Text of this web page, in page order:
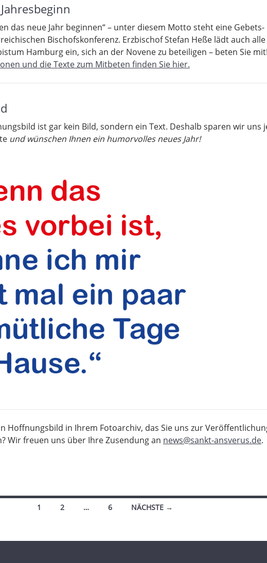
das neue Jahr beginnen“ – unter diesem Motto steht eine Gebets-
Bischofskonferenz. Erzbischof Stefan Heße lädt auch alle
Hamburg ein, sich an der Novene zu beteiligen – beten Sie mit!
und die Texte zum Mitbeten finden Sie hier.
ist gar kein Bild, sondern ein Text. Deshalb sparen wir uns
und wünschen Ihnen ein humorvolles neues Jahr!
Hoffnungsbild in Ihrem Fotoarchiv, das Sie uns zur
Wir freuen uns über Ihre Zusendung an news@sankt-ansverus.de.
1 2 … 6 NÄCHSTE →